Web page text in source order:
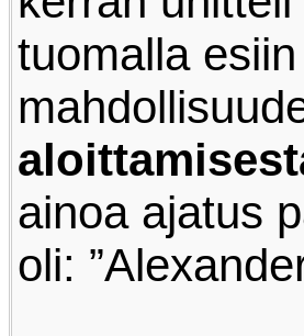
tuomalla esiin
ainoa ajatus
oli: